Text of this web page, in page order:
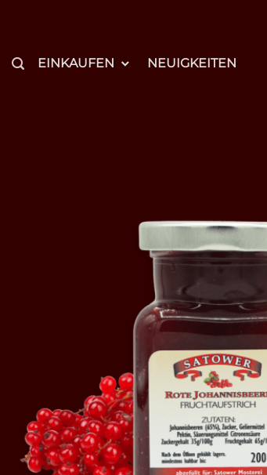
EINKAUFEN NEUIGKEITEN